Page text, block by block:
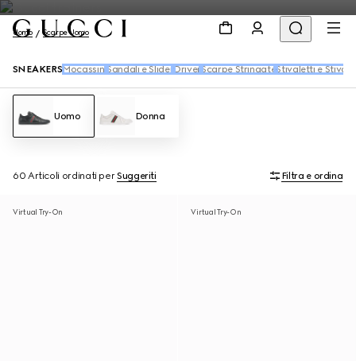
Uomo Scarpe Uomo
SNEAKERS Mocassini Sandali e Slider Driver Scarpe StringateStivaletti e Stivali
Uomo Donna
60 Articoli ordinati perSuggeriti Filtra e ordina
Virtual Try-On Virtual Try-On